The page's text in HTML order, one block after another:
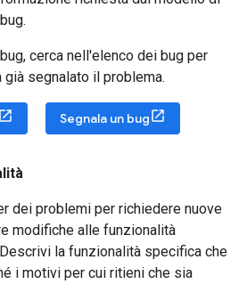
cerca nell'elenco dei bug per
segnalato il problema.
Segnala un bug
dei problemi per richiedere nuove
modifiche alle funzionalità
la funzionalità specifica che
i motivi per cui ritieni che sia